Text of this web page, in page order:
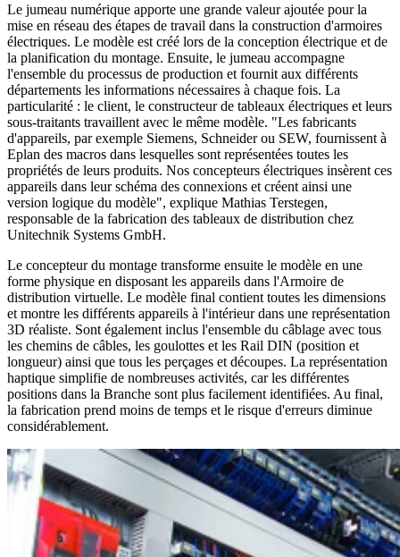
Le jumeau numérique apporte une grande valeur ajoutée pour la
mise en réseau des étapes de travail dans la construction d'armoires
électriques. Le modèle est créé lors de la conception électrique et de
la planification du montage. Ensuite, le jumeau accompagne
l'ensemble du processus de production et fournit aux différents
départements les informations nécessaires à chaque fois. La
particularité : le client, le constructeur de tableaux électriques et leurs
sous-traitants travaillent avec le même modèle. "Les fabricants
d'appareils, par exemple Siemens, Schneider ou SEW, fournissent à
Eplan des macros dans lesquelles sont représentées toutes les
propriétés de leurs produits. Nos concepteurs électriques insèrent ces
appareils dans leur schéma des connexions et créent ainsi une
version logique du modèle", explique Mathias Terstegen,
responsable de la fabrication des tableaux de distribution chez
Unitechnik Systems GmbH.
Le concepteur du montage transforme ensuite le modèle en une
forme physique en disposant les appareils dans l'Armoire de
distribution virtuelle. Le modèle final contient toutes les dimensions
et montre les différents appareils à l'intérieur dans une représentation
3D réaliste. Sont également inclus l'ensemble du câblage avec tous
les chemins de câbles, les goulottes et les Rail DIN (position et
longueur) ainsi que tous les perçages et découpes. La représentation
haptique simplifie de nombreuses activités, car les différentes
positions dans la Branche sont plus facilement identifiées. Au final,
la fabrication prend moins de temps et le risque d'erreurs diminue
considérablement.